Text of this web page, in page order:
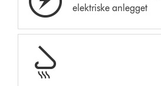
elektriske anlegget